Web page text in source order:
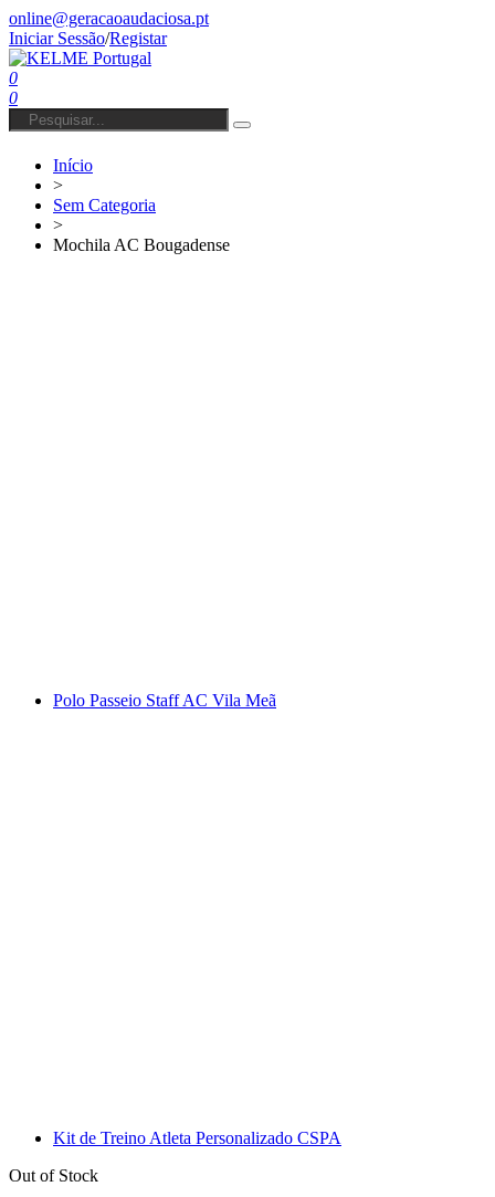
online@geracaoaudaciosa.pt
Iniciar Sessão/Registar
0
0
Início
>
Sem Categoria
>
Mochila AC Bougadense
Polo Passeio Staff AC Vila Meã
Kit de Treino Atleta Personalizado CSPA
Out of Stock